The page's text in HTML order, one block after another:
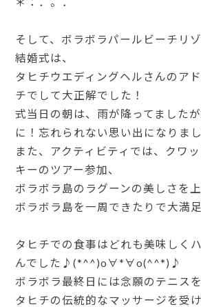
そして、ボラボラパールビーチリ
結婚式は、
タヒチウエディングヘルさんのア
チでして大正解でした！
式当日の朝は、雨が降ってました
に！忘れられない思い出になりまし
また、アクティビティでは、クワ
キーのツアー参加、
ボラボラ島のラグーンの美しさを上
ボラボラ島を一周できたりで大満
タヒチでの食事はどれも美味しく
んでした♪(*^^)o∀*∀o(^^*)♪
ボラボラ最終日には念願のテニス
タヒチの伝統的なマッサージを受け